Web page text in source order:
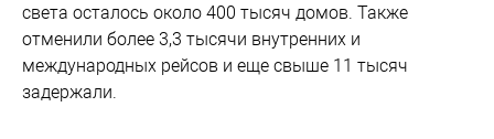
света осталось около 400 тысяч домов. Также
отменили более 3,3 тысячи внутренних и
международных рейсов и еще свыше 11 тысяч
задержали.